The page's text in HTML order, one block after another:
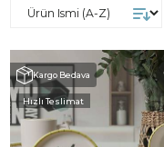
Kargo Bedava
Hızlı Teslimat